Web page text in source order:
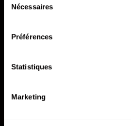
depuis la page Mentions Légales.
Nécessaires
Préférences
Statistiques
Marketing
14 Pixels
DÉCOUVRIR L'AFTERMOVIE